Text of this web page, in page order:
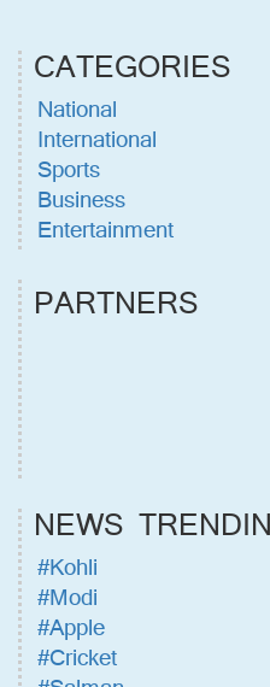
CATEGORIES
National
International
Sports
Business
Entertainment
PARTNERS
NEWS
#Kohli
#Modi
#Apple
#Cricket